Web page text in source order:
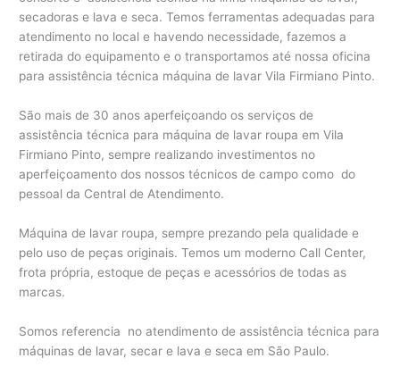
secadoras e lava e seca. Temos ferramentas adequadas para
atendimento no local e havendo necessidade, fazemos a
retirada do equipamento e o transportamos até nossa oficina
para assistência técnica máquina de lavar Vila Firmiano Pinto.
São mais de 30 anos aperfeiçoando os serviços de
assistência técnica para máquina de lavar roupa em Vila
Firmiano Pinto, sempre realizando investimentos no
aperfeiçoamento dos nossos técnicos de campo como do
pessoal da Central de Atendimento.
Máquina de lavar roupa, sempre prezando pela qualidade e
pelo uso de peças originais. Temos um moderno Call Center,
frota própria, estoque de peças e acessórios de todas as
marcas.
Somos referencia no atendimento de assistência técnica para
máquinas de lavar, secar e lava e seca em São Paulo.